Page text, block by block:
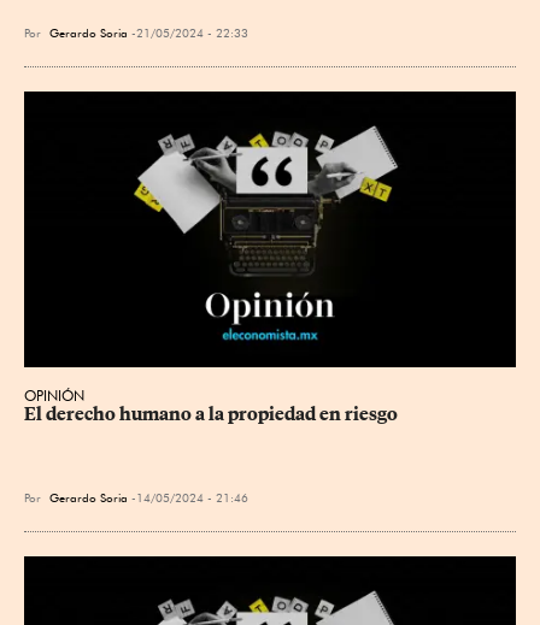
Por Gerardo Soria 21/05/2024 - 22:33
OPINIÓN
El derecho humano a la propiedad en riesgo
Por Gerardo Soria 14/05/2024 - 21:46